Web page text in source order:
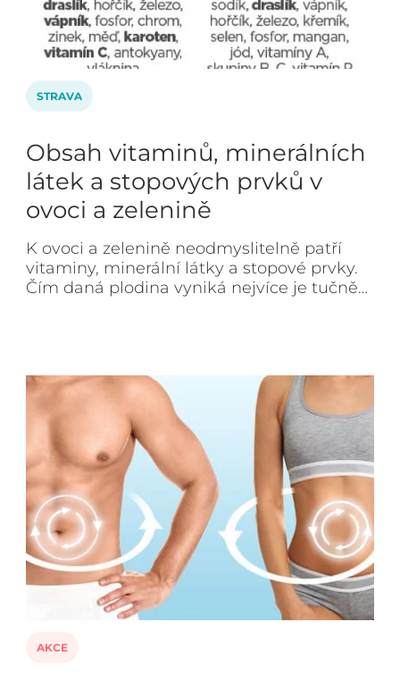
STRAVA
Obsah vitaminů, minerálních
látek a stopových prvků v
ovoci a zelenině
K ovoci a zelenině neodmyslitelně patří
vitaminy, minerální látky a stopové prvky.
Čím daná plodina vyniká nejvíce je tučně…
AKCE